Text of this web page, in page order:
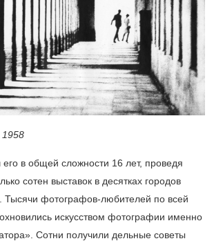
его в общей сложности 16 лет, проведя
сотен выставок в десятках городов
фотографов-любителей по всей
искусством фотографии именно
Сотни получили дельные советы